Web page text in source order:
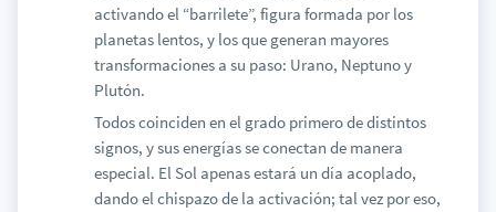
activando el “barrilete”, figura formada por los
planetas lentos, y los que generan mayores
transformaciones a su paso: Urano, Neptuno y
Plutón.
Todos coinciden en el grado primero de distintos
signos, y sus energías se conectan de manera
especial. El Sol apenas estará un día acoplado,
dando el chispazo de la activación; tal vez por eso,